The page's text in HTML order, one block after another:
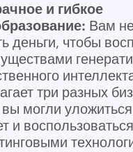
и гибкое
Вам
деньги, чтобы
три разных
могли
и